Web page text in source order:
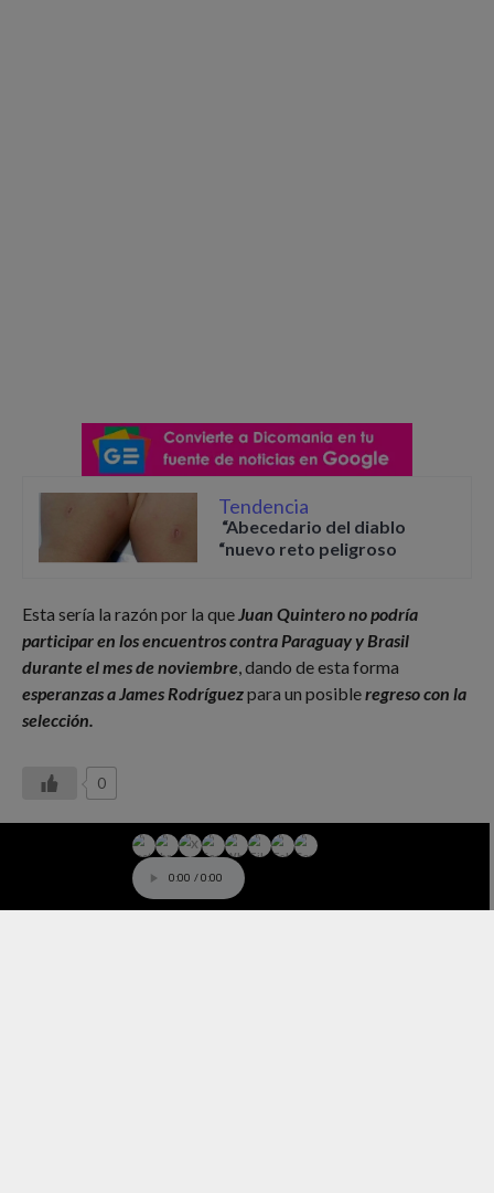
Tendencia
“Abecedario del diablo
“nuevo reto peligroso
Esta sería la razón por la queJuan Quintero no podría
participar en los encuentros contra Paraguay y Brasil
durante el mes de noviembre, dando de esta forma
esperanzas a James Rodríguezpara un posibleregreso con la
selección.
0